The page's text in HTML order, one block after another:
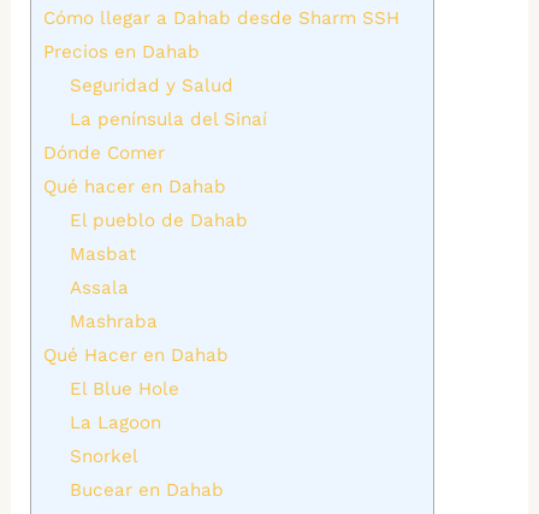
Cómo llegar a Dahab desde Sharm SSH
Precios en Dahab
Seguridad y Salud
La península del Sinaí
Dónde Comer
Qué hacer en Dahab
El pueblo de Dahab
Masbat
Assala
Mashraba
Qué Hacer en Dahab
El Blue Hole
La Lagoon
Snorkel
Bucear en Dahab